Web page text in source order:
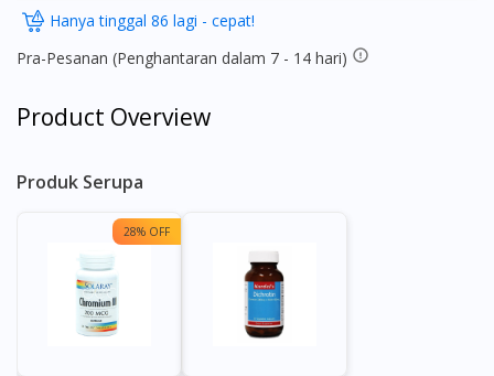
Hanya tinggal 86 lagi - cepat!
Pra-Pesanan (Penghantaran dalam 7 - 14 hari)
Product Overview
Produk Serupa
28% OFF